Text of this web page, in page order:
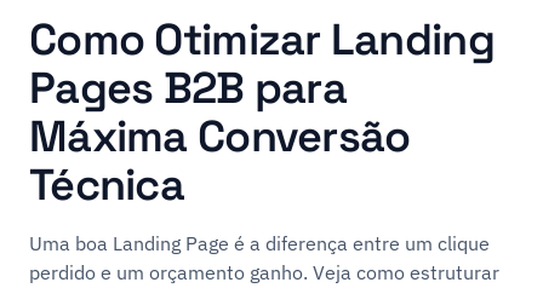
Como Otimizar Landing
Pages B2B para
Máxima Conversão
Técnica
Uma boa Landing Page é a diferença entre um clique
perdido e um orçamento ganho. Veja como estruturar